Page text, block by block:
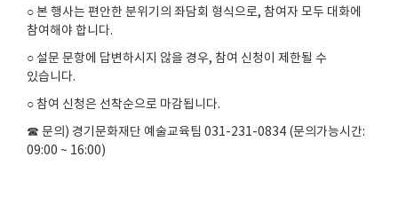
○ 본 행사는 편안한 분위기의 좌담회 형식으로, 참여자 모두 대화에
참여해야 합니다.
○ 설문 문항에 답변하시지 않을 경우, 참여 신청이 제한될 수
있습니다.
○ 참여 신청은 선착순으로 마감됩니다.
☎ 문의 ) 경기문화재단 예술교육팀 031-231-0834 (문의가능시간:
09:00 ~ 16:00)